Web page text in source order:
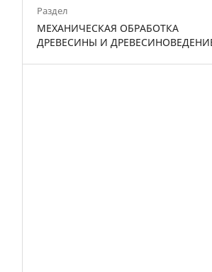
Раздел
МЕХАНИЧЕСКАЯ ОБРАБОТКА
ДРЕВЕСИНЫ И